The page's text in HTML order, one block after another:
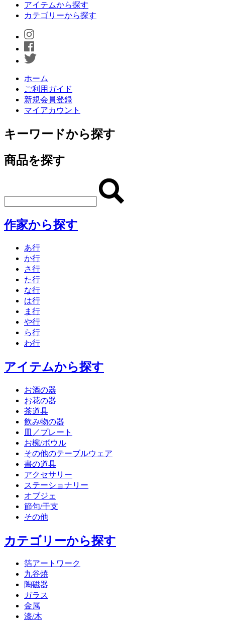
アイテムから探す
カテゴリーから探す
ホーム
ご利用ガイド
新規会員登録
マイアカウント
キーワードから探す
商品を探す
作家から探す
あ行
か行
さ行
た行
な行
は行
ま行
や行
ら行
わ行
アイテムから探す
お酒の器
お花の器
茶道具
飲み物の器
皿／プレート
お椀/ボウル
その他のテーブルウェア
書の道具
アクセサリー
ステーショナリー
オブジェ
節句/干支
その他
カテゴリーから探す
箔アートワーク
九谷焼
陶磁器
ガラス
金属
漆/木